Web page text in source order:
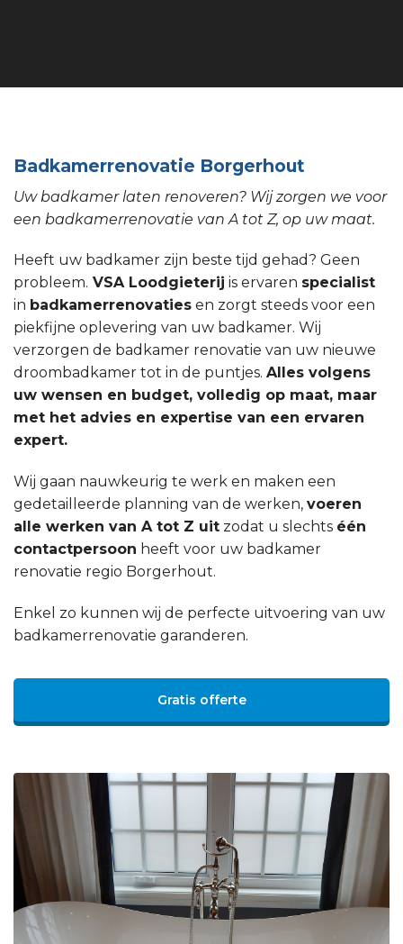
Badkamerrenovatie Borgerhout
Uw badkamer laten renoveren? Wij zorgen we voor
een badkamerrenovatie van A tot Z, op uw maat.
Heeft uw badkamer zijn beste tijd gehad? Geen
probleem. VSA Loodgieterij is ervaren specialist
in badkamerrenovaties en zorgt steeds voor een
piekfijne oplevering van uw badkamer. Wij
verzorgen de badkamer renovatie van uw nieuwe
droombadkamer tot in de puntjes. Alles volgens
uw wensen en budget, volledig op maat, maar
met het advies en expertise van een ervaren
expert.
Wij gaan nauwkeurig te werk en maken een
gedetailleerde planning van de werken, voeren
alle werken van A tot Z uit zodat u slechts één
contactpersoon heeft voor uw badkamer
renovatie regio Borgerhout.
Enkel zo kunnen wij de perfecte uitvoering van uw
badkamerrenovatie garanderen.
Gratis offerte